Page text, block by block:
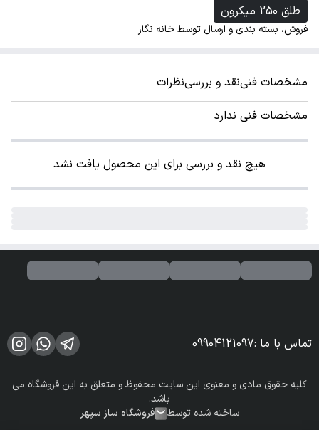
طلق 250 میکرون
فروش، بسته بندی و ارسال توسط خانه نگار
مشخصات فنینقد و بررسینظرات
مشخصات فنی ندارد
هیچ نقد و بررسی برای این محصول یافت نشد
تماس با ما :
09904121097
کلیه حقوق مادی و معنوی این سایت محفوظ و متعلق به این فروشگاه می
باشد.
ساخته شده توسط
فروشگاه ساز سپهر